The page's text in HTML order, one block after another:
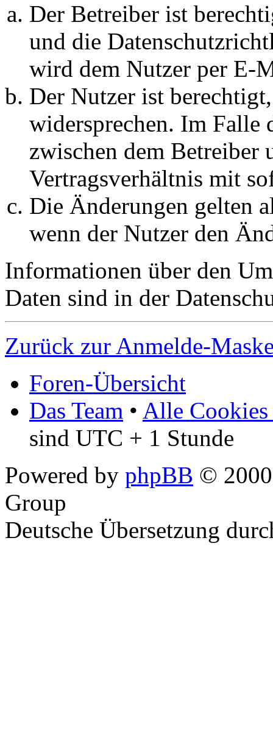
Der Betreiber ist
und die
wird dem Nutzer per E-
Der Nutzer ist
widersprechen. Im Falle
zwischen dem Betreiber
Vertragsverhältnis mit
Die Änderungen gelten
wenn der Nutzer den
Informationen über den
Daten sind in der
Zurück zur Anmelde-
Foren-Übersicht
Das Team • Alle Cookies
sind UTC + 1 Stunde
Powered by phpBB ©
Group
Deutsche Übersetzung